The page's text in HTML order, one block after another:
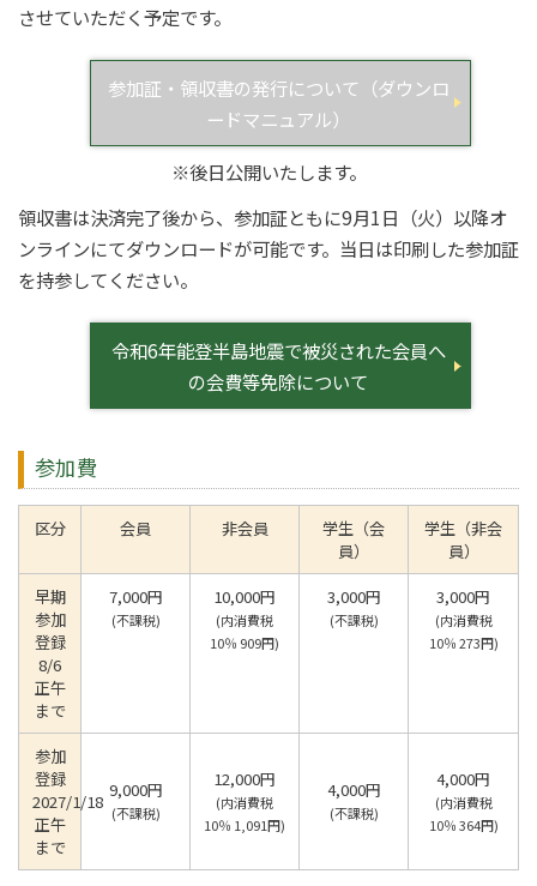
させていただく予定です。
参加証・領収書の発行について（ダウンロ
ードマニュアル）
※後日公開いたします。
領収書は決済完了後から、参加証ともに9月1日（火）以降オ
ンラインにてダウンロードが可能です。当日は印刷した参加証
を持参してください。
令和6年能登半島地震で被災された会員へ
の会費等免除について
参加費
区分 会員 非会員
学生（会
員）
学生（非会
員）
早期
参加
登録
8/6
正午
まで
7,000円
(不課税)
10,000円
(内消費税
10％ 909円)
3,000円
(不課税)
3,000円
(内消費税
10％ 273円)
参加
登録
2027/1/18
正午
まで
9,000円
(不課税)
12,000円
(内消費税
10％ 1,091円)
4,000円
(不課税)
4,000円
(内消費税
10％ 364円)